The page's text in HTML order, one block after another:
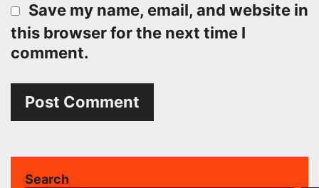
Save my name, email, and website in
this browser for the next time I
comment.
Search